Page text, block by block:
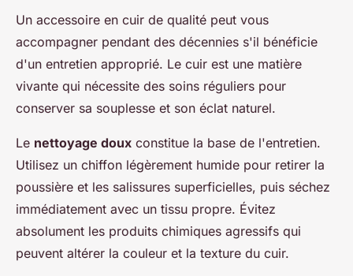
Un accessoire en cuir de qualité peut vous
accompagner pendant des décennies s'il bénéficie
d'un entretien approprié. Le cuir est une matière
vivante qui nécessite des soins réguliers pour
conserver sa souplesse et son éclat naturel.
Le nettoyage doux constitue la base de l'entretien.
Utilisez un chiffon légèrement humide pour retirer la
poussière et les salissures superficielles, puis séchez
immédiatement avec un tissu propre. Évitez
absolument les produits chimiques agressifs qui
peuvent altérer la couleur et la texture du cuir.